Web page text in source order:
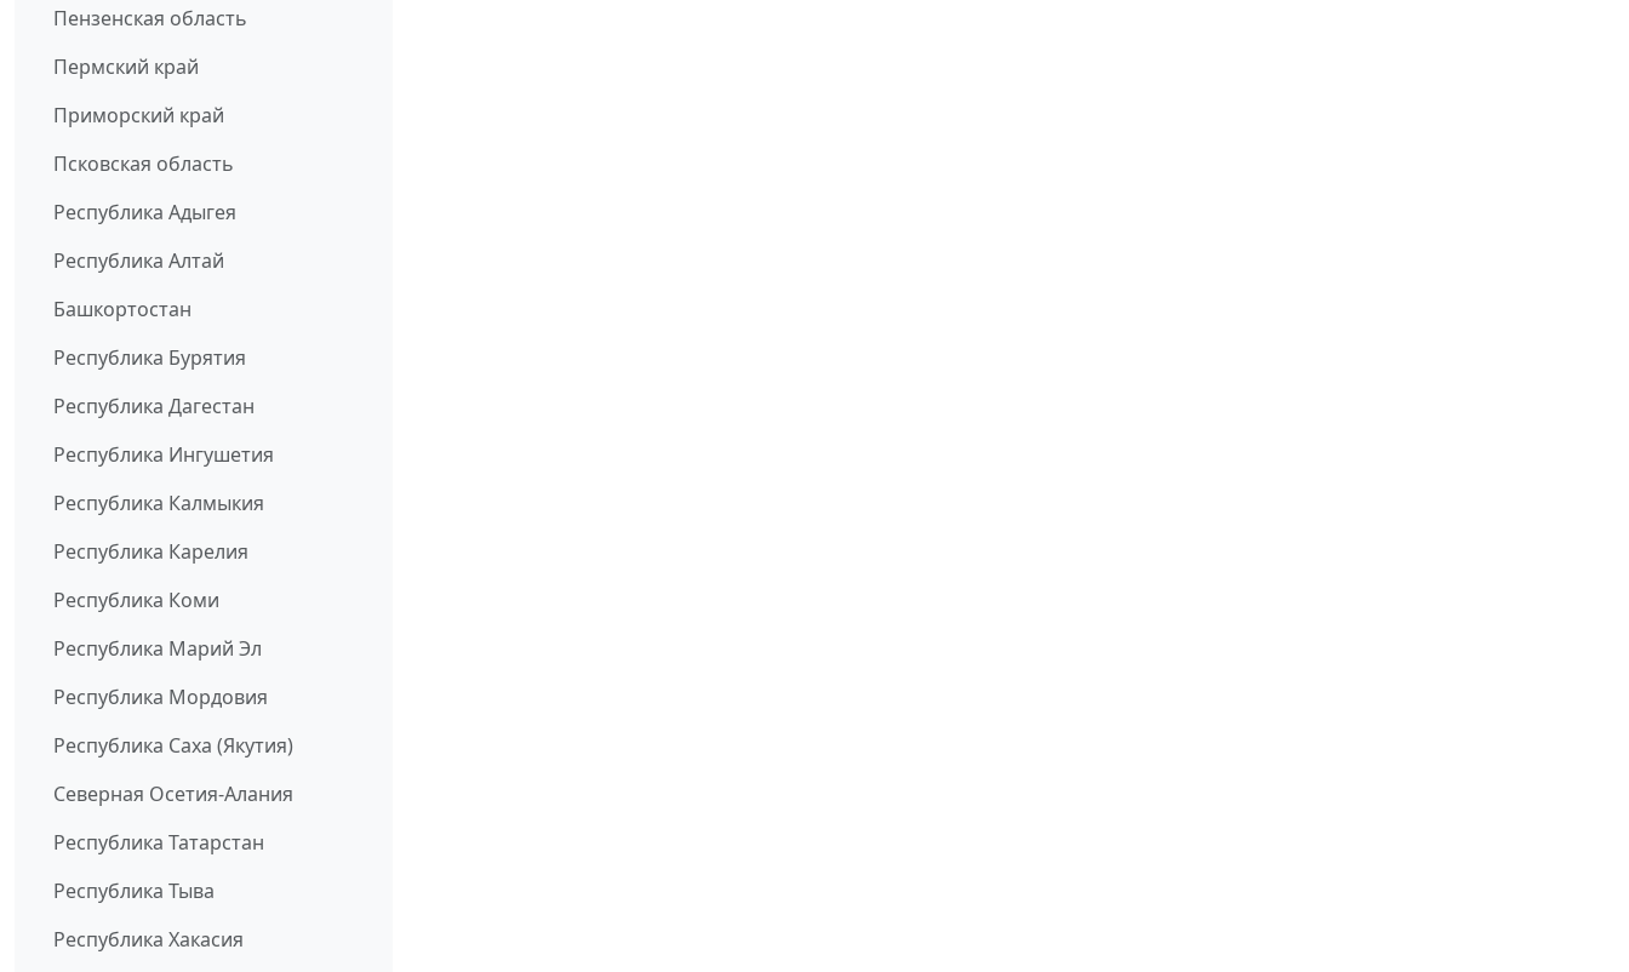
Пензенская область
Пермский край
Приморский край
Псковская область
Республика Адыгея
Республика Алтай
Башкортостан
Республика Бурятия
Республика Дагестан
Республика Ингушетия
Республика Калмыкия
Республика Карелия
Республика Коми
Республика Марий Эл
Республика Мордовия
Республика Саха (Якутия)
Северная Осетия-Алания
Республика Татарстан
Республика Тыва
Республика Хакасия